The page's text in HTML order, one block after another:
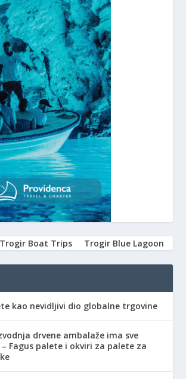
Trogir Boat Trips Trogir Blue Lagoon
kao nevidljivi dio globalne trgovine
drvene ambalaže ima sve
Fagus palete i okviri za palete za